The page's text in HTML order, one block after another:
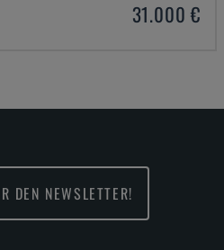
31.000 €
DEN NEWSLETTER!